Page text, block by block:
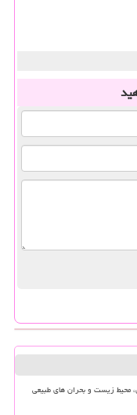
محیط زیست و بحران های طبیعی